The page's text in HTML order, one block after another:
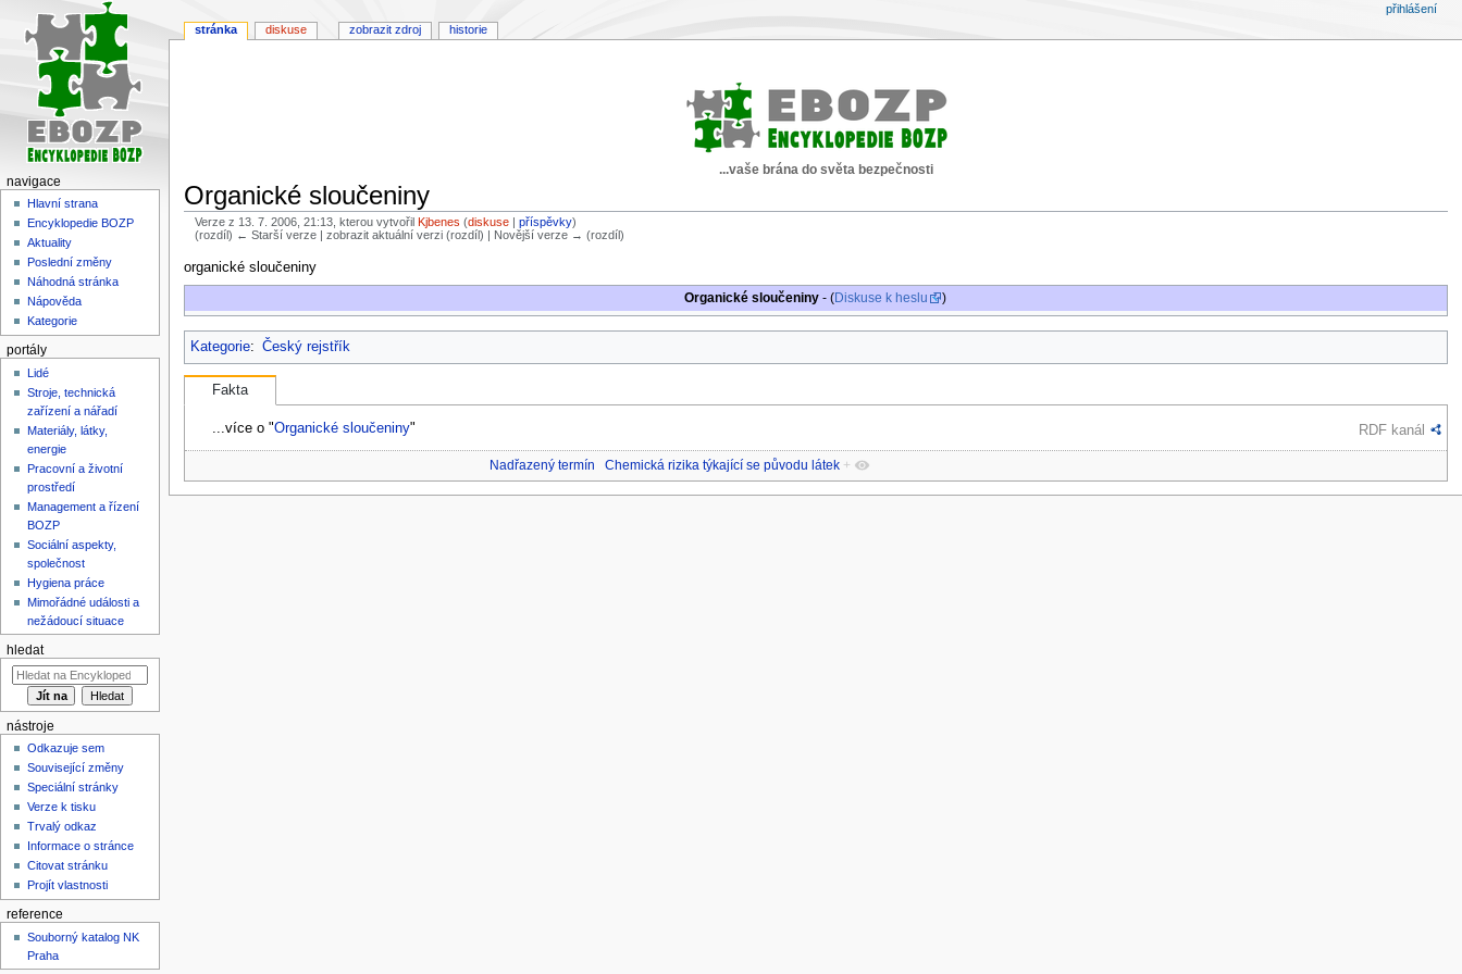
...vaše brána do světa bezpečnosti
Organické sloučeniny
Verze z 13. 7. 2006, 21:13, kterou vytvořilKjbenes (diskuse |příspěvky)
(rozdíl) ← Starší verze | zobrazit aktuální verzi (rozdíl) | Novější verze → (rozdíl)
Skočit
na
Skočit
na
organické sloučeniny
Organické sloučeniny - (Diskuse k heslu )
Kategorie: Český rejstřík
Fakta
...více o "Organické sloučeniny" RDF kanál
Nadřazený termín Chemická rizika týkající se původu látek +
stránka diskuse zobrazit zdroj historie
přihlášení
navigace
Hlavní strana
Encyklopedie BOZP
Aktuality
Poslední změny
Náhodná stránka
Nápověda
Kategorie
portály
Lidé
Stroje, technická
zařízení a nářadí
Materiály, látky,
energie
Pracovní a životní
prostředí
Management a řízení
BOZP
Sociální aspekty,
společnost
Hygiena práce
Mimořádné události a
nežádoucí situace
hledat
nástroje
Odkazuje sem
Související změny
Speciální stránky
Verze k tisku
Trvalý odkaz
Informace o stránce
Citovat stránku
Projít vlastnosti
reference
Souborný katalog NK
Praha